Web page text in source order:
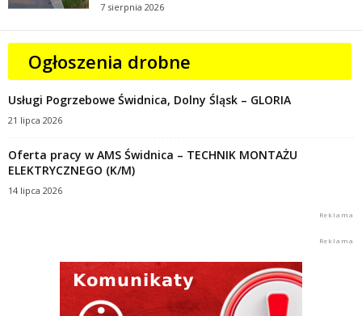
7 sierpnia 2026
Ogłoszenia drobne
Usługi Pogrzebowe Świdnica, Dolny Śląsk – GLORIA
21 lipca 2026
Oferta pracy w AMS Świdnica – TECHNIK MONTAŻU
ELEKTRYCZNEGO (K/M)
14 lipca 2026